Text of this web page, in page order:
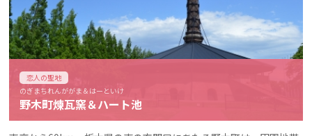
恋人の聖地
のぎまちれんががま＆はーといけ
野木町煉瓦窯＆ハート池